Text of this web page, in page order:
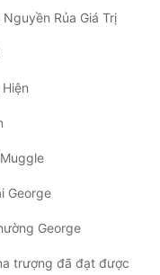
Rủa Giá Trị
George
George
trượng đã đạt được